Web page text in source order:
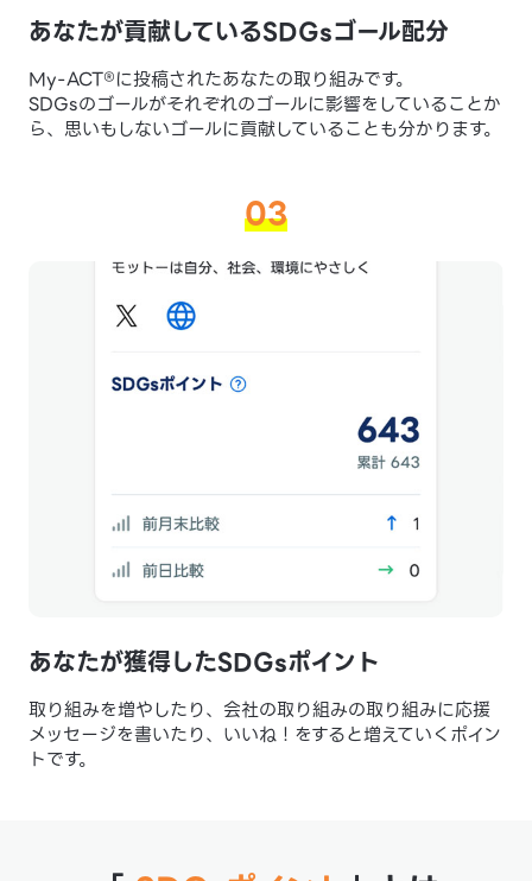
あなたが貢献しているSDGsゴール配分
My-ACT®に投稿されたあなたの取り組みです。
SDGsのゴールがそれぞれのゴールに影響をしていることか
ら、思いもしないゴールに貢献していることも分かります。
03
あなたが獲得したSDGsポイント
取り組みを増やしたり、会社の取り組みの取り組みに応援
メッセージを書いたり、いいね！をすると増えていくポイン
トです。